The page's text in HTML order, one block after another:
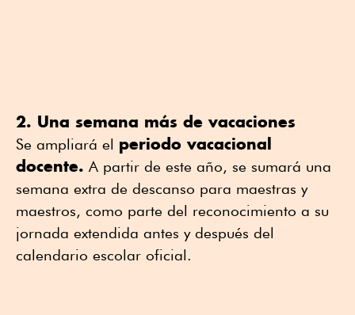
2. Una semana más de vacaciones
Se ampliará el periodo vacacional
docente. A partir de este año, se sumará una
semana extra de descanso para maestras y
maestros, como parte del reconocimiento a su
jornada extendida antes y después del
calendario escolar oficial.